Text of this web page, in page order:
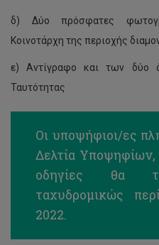
δ) Δύο πρόσφατες
Κοινοτάρχη της περιοχής
ε) Αντίγραφο και των δύο
Ταυτότητας
Οι υποψήφιοι/ες
Δελτία Υποψηφίων,
οδηγίες θα
ταχυδρομικώς
2022.